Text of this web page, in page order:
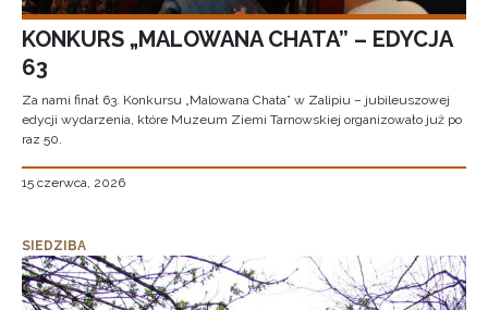
KONKURS „MALOWANA CHATA” – EDYCJA
63
Za nami finał 63. Konkursu „Malowana Chata” w Zalipiu – jubileuszowej
edycji wydarzenia, które Muzeum Ziemi Tarnowskiej organizowało już po
raz 50.
15 czerwca, 2026
SIEDZIBA